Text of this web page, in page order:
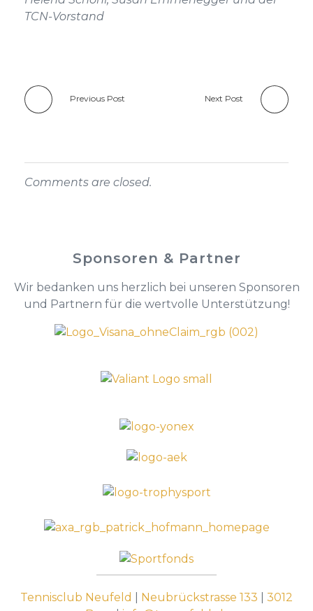
TCN-Vorstand
Previous Post Next Post
Comments are closed.
Sponsoren & Partner
Wir bedanken uns herzlich bei unseren Sponsoren
und Partnern für die wertvolle Unterstützung!
Tennisclub Neufeld Neubrückstrasse 133
3012